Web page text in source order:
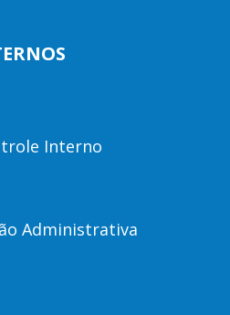
Interno
Administrativa